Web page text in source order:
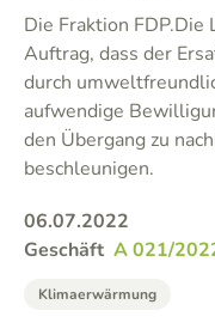
Die Fraktion
Auftrag, dass der
durch
aufwendige
den Übergang zu
beschleunigen.
06.07.2022
Geschäft A 021/
Klimaerwärmung